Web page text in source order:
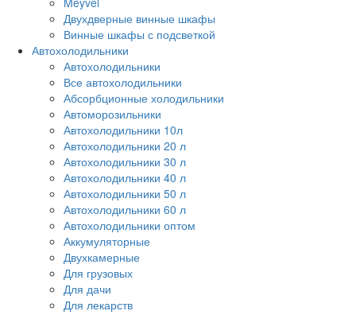
Двухдверные винные шкафы
Винные шкафы с подсветкой
Автохолодильники
Автохолодильники
Все автохолодильники
Абсорбционные холодильники
Автоморозильники
Автохолодильники 10л
Автохолодильники 20 л
Автохолодильники 30 л
Автохолодильники 40 л
Автохолодильники 50 л
Автохолодильники 60 л
Автохолодильники оптом
Аккумуляторные
Двухкамерные
Для грузовых
Для дачи
Для лекарств